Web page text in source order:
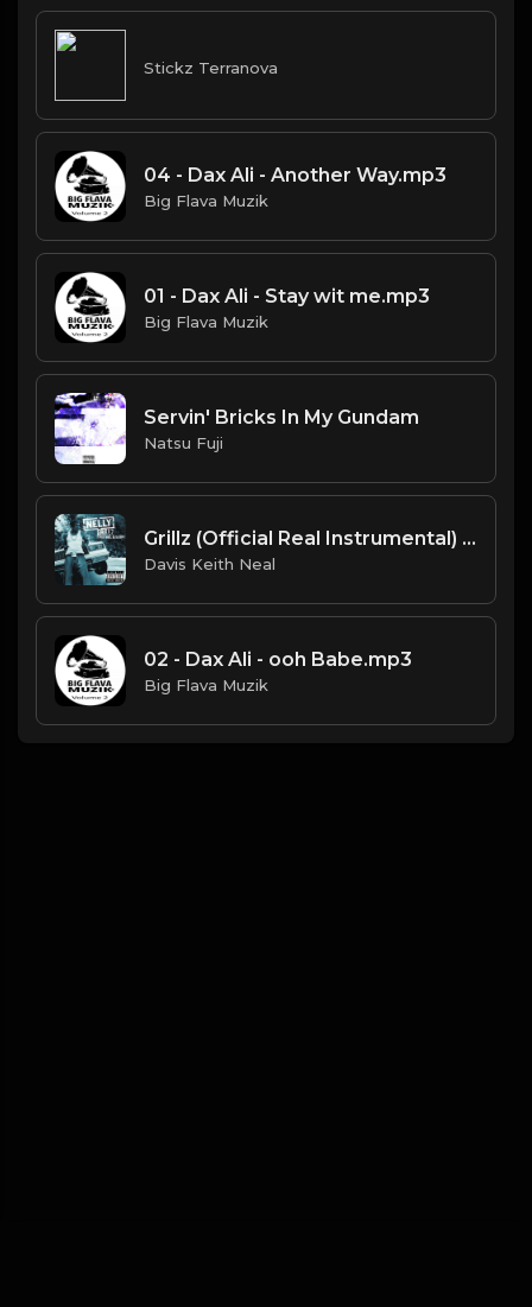
Stickz Terranova
04 - Dax Ali - Another Way.mp3
Big Flava Muzik
01 - Dax Ali - Stay wit me.mp3
Big Flava Muzik
Servin' Bricks In My Gundam
Natsu Fuji
Grillz (Official Real Instrumental) (Reprod. by ASTROSTAR & Trap H-Town Beats) - Nelly, Paul Wall, Ali & Gipp
Davis Keith Neal
02 - Dax Ali - ooh Babe.mp3
Big Flava Muzik